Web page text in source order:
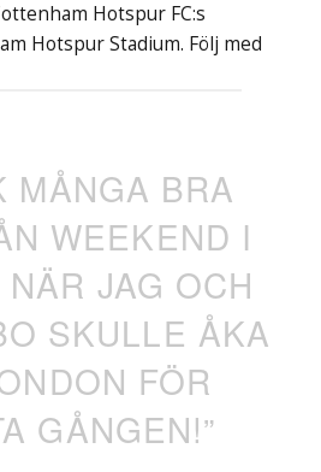
Hotspur FC:s
Hotspur Stadium. Följ med
MÅNGA BRA
WEEKEND I
JAG OCH
SKULLE ÅKA
FÖR
GÅNGEN!”